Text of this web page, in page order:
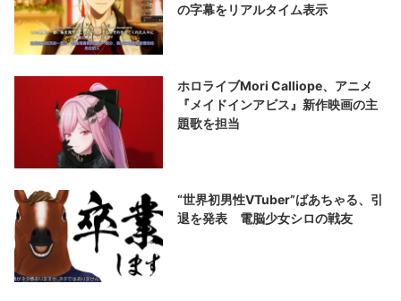
の字幕をリアルタイム表示
ホロライブMori Calliope、アニメ
『メイドインアビス』新作映画の主
題歌を担当
“世界初男性VTuber”ばあちゃる、引
退を発表 電脳少女シロの戦友